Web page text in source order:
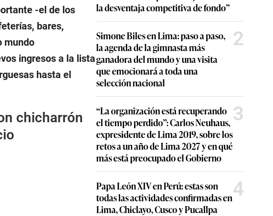
-el de los
bares,
mundo
ingresos a la lista
hasta el
chicharrón
la desventaja competitiva de fondo”
Simone Biles en Lima: paso a paso,
la agenda de la gimnasta más
ganadora del mundo y una visita
que emocionará a toda una
selección nacional
2
“La organización está recuperando
el tiempo perdido”: Carlos Neuhaus,
expresidente de Lima 2019, sobre los
retos a un año de Lima 2027 y en qué
más está preocupado el Gobierno
3
Papa León XIV en Perú: estas son
todas las actividades confirmadas en
Lima, Chiclayo, Cusco y Pucallpa
4